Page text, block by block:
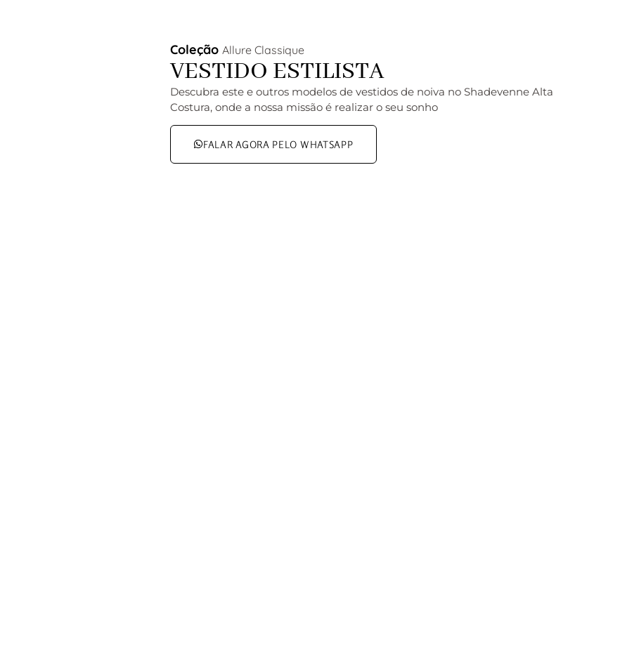
Coleção Allure Classique
VESTIDO ESTILISTA
Descubra este e outros modelos de vestidos de noiva no Shadevenne Alta
Costura, onde a nossa missão é realizar o seu sonho
FALAR AGORA PELO WHATSAPP